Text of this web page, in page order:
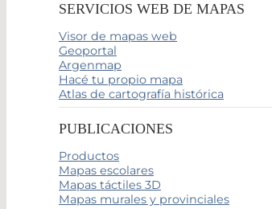
SERVICIOS WEB DE MAPAS
Visor de mapas web
Geoportal
Argenmap
Hacé tu propio mapa
Atlas de cartografía histórica
PUBLICACIONES
Productos
Mapas escolares
Mapas táctiles 3D
Mapas murales y provinciales